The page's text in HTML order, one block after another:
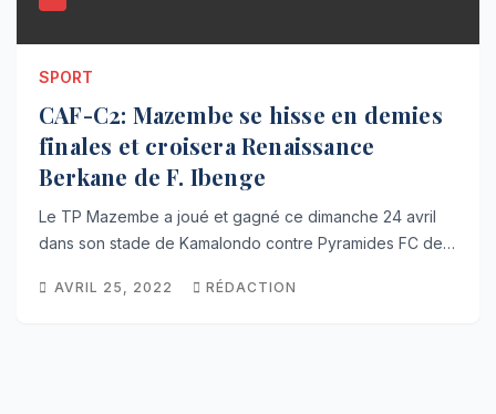
SPORT
CAF-C2: Mazembe se hisse en demies
finales et croisera Renaissance
Berkane de F. Ibenge
Le TP Mazembe a joué et gagné ce dimanche 24 avril
dans son stade de Kamalondo contre Pyramides FC de…
AVRIL 25, 2022 RÉDACTION